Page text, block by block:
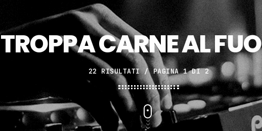
Nessun archivio da mostrare.
CATEGORIE
Nessuna categoria
UPCOMING SHOWS
TROPPA CARNE AL
22 RISULTATI / PAGINA 1 DI 2